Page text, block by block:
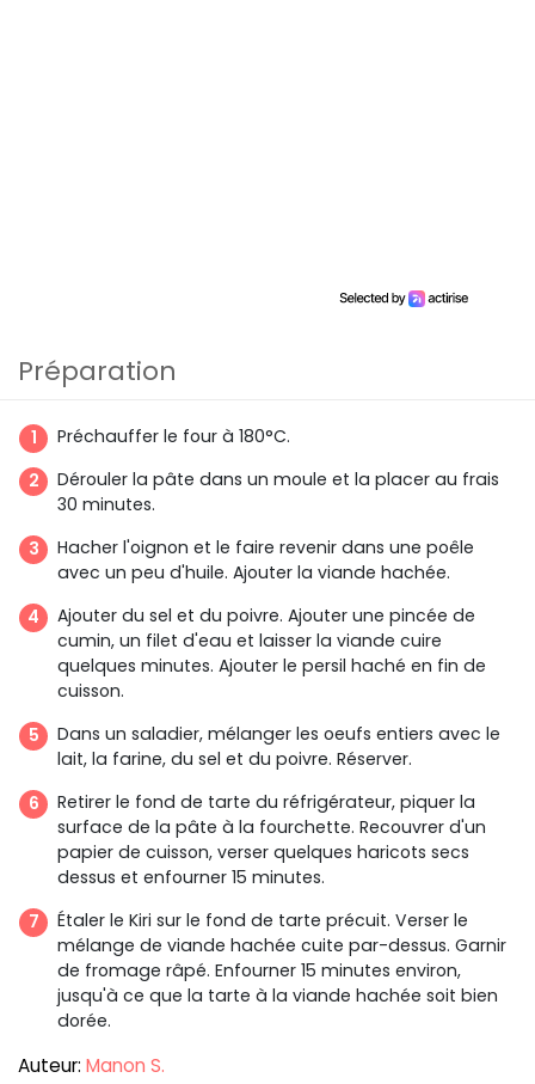
Préparation
Préchauffer le four à 180°C.
Dérouler la pâte dans un moule et la placer au frais
30 minutes.
Hacher l'oignon et le faire revenir dans une poêle
avec un peu d'huile. Ajouter la viande hachée.
Ajouter du sel et du poivre. Ajouter une pincée de
cumin, un filet d'eau et laisser la viande cuire
quelques minutes. Ajouter le persil haché en fin de
cuisson.
Dans un saladier, mélanger les oeufs entiers avec le
lait, la farine, du sel et du poivre. Réserver.
Retirer le fond de tarte du réfrigérateur, piquer la
surface de la pâte à la fourchette. Recouvrer d'un
papier de cuisson, verser quelques haricots secs
dessus et enfourner 15 minutes.
Étaler le Kiri sur le fond de tarte précuit. Verser le
mélange de viande hachée cuite par-dessus. Garnir
de fromage râpé. Enfourner 15 minutes environ,
jusqu'à ce que la tarte à la viande hachée soit bien
dorée.
Auteur: Manon S.